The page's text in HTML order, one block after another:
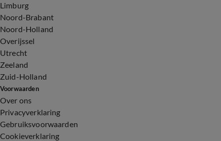
Limburg
Noord-Brabant
Noord-Holland
Overijssel
Utrecht
Zeeland
Zuid-Holland
Voorwaarden
Over ons
Privacyverklaring
Gebruiksvoorwaarden
Cookieverklaring